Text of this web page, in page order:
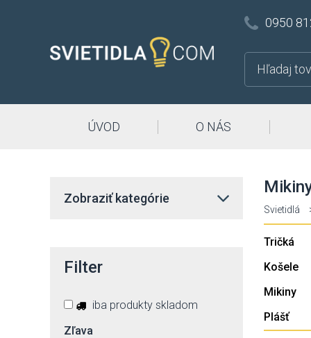
0950
ÚVOD O NÁS
Svietidlá
Tričká
Košele
Mikiny
Plášť
Zobraziť kategórie
Filter
iba produkty skladom
Zľava